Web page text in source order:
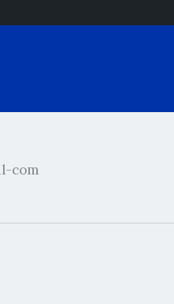
com